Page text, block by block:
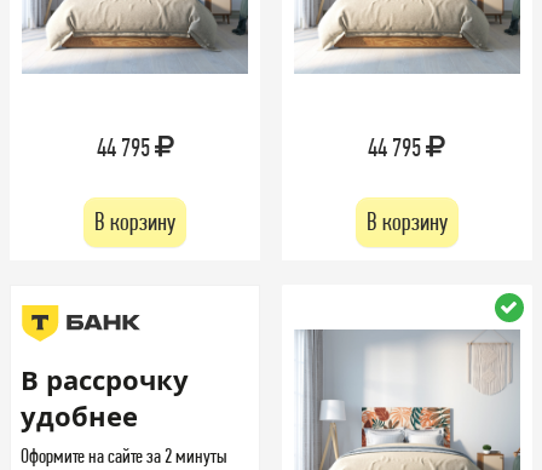
44 795
В корзину
44 795
В корзину
В рассрочку
удобнее
Оформите на сайте за 2 минуты